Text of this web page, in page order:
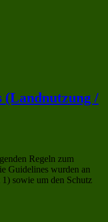
(Landnutzung /
Regeln zum
Guidelines wurden an
sowie um den Schutz